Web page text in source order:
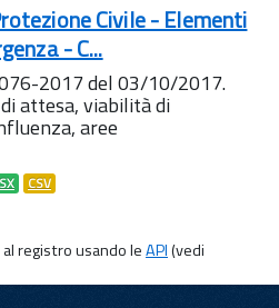
Civile - Elementi
- C...
2017 del 03/10/2017.
attesa, viabilità di
aree
CSV
registro usando leAPI(vedi